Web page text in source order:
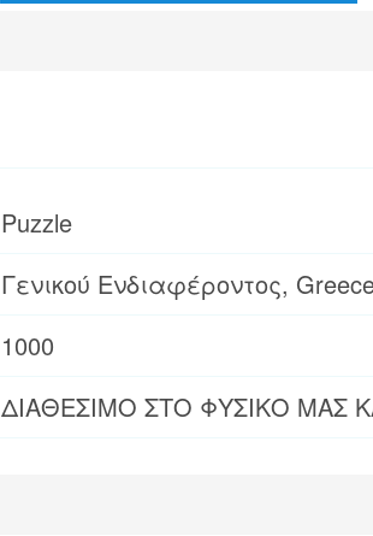
Puzzle
Γενικού Ενδιαφέροντος,
1000
ΔΙΑΘΕΣΙΜΟ ΣΤΟ ΦΥΣΙΚΟ ΜΑΣ